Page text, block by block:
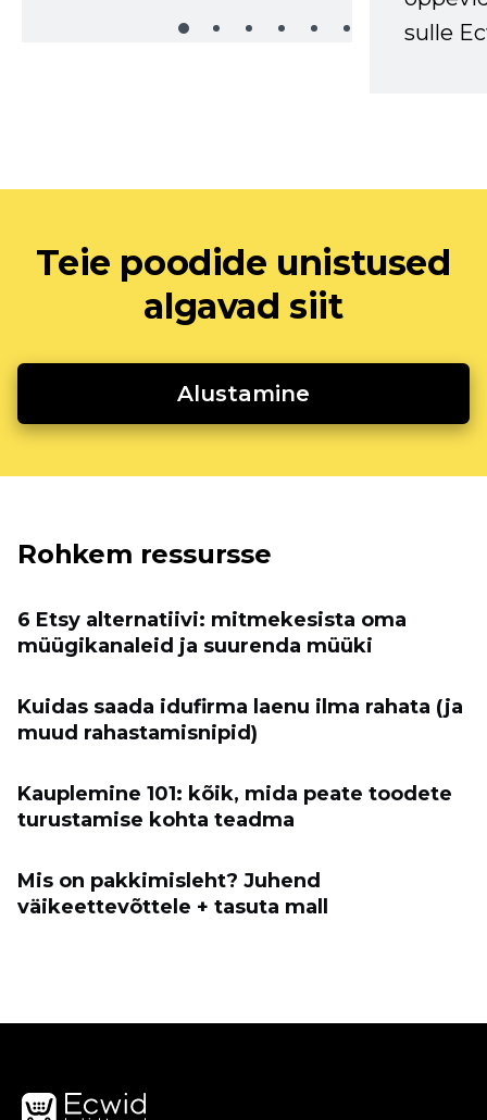
sulle
Teie poodide unistused
algavad siit
Alustamine
Rohkem ressursse
6 Etsy alternatiivi: mitmekesista oma
müügikanaleid ja suurenda müüki
Kuidas saada idufirma laenu ilma rahata (ja
muud rahastamisnipid)
Kauplemine 101: kõik, mida peate toodete
turustamise kohta teadma
Mis on pakkimisleht? Juhend
väikeettevõttele + tasuta mall